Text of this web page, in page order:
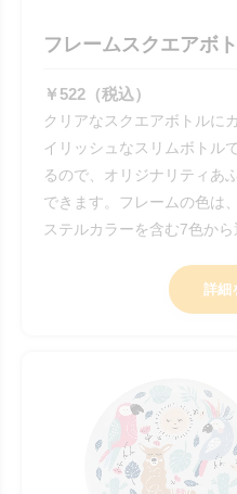
フレームスクエアボ
￥522（税込）
クリアなスクエアボトルに
イリッシュなスリムボトル
るので、オリジナリティあ
できます。フレームの色は
ステルカラーを含む7色から
詳細